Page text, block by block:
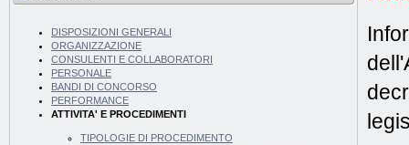
DISPOSIZIONI GENERALI
ORGANIZZAZIONE
CONSULENTI E COLLABORATORI
PERSONALE
BANDI DI CONCORSO
PERFORMANCE
ATTIVITA' E PROCEDIMENTI
TIPOLOGIE DI PROCEDIMENTO